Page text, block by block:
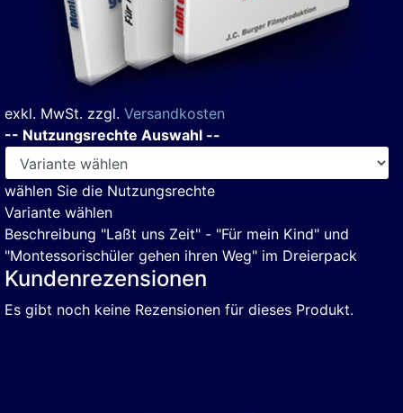
exkl. MwSt. zzgl. Versandkosten
-- Nutzungsrechte Auswahl --
wählen Sie die Nutzungsrechte
Variante wählen
Beschreibung "Laßt uns Zeit" - "Für mein Kind" und
"Montessorischüler gehen ihren Weg" im Dreierpack
Kundenrezensionen
Es gibt noch keine Rezensionen für dieses Produkt.